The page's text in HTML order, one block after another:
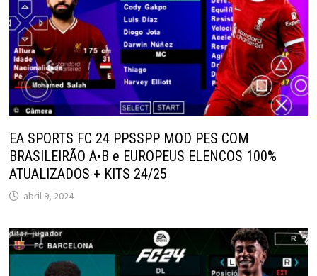
EA SPORTS FC 24 PPSSPP MOD PES COM
BRASILEIRÃO A•B e EUROPEUS ELENCOS 100%
ATUALIZADOS + KITS 24/25
abril 9, 2024